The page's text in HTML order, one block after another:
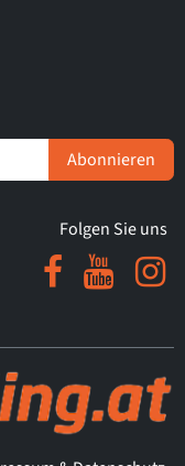
Abonnieren
Folgen Sie uns